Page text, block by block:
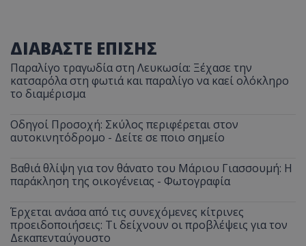
ΔΙΑΒΑΣΤΕ ΕΠΙΣΗΣ
Παραλίγο τραγωδία στη Λευκωσία: Ξέχασε την
κατσαρόλα στη φωτιά και παραλίγο να καεί ολόκληρο
το διαμέρισμα
Οδηγοί Προσοχή: Σκύλος περιφέρεται στον
αυτοκινητόδρομο - Δείτε σε ποιο σημείο
Βαθιά θλίψη για τον θάνατο του Μάριου Γιασσουμή: Η
παράκληση της οικογένειας - Φωτογραφία
Έρχεται ανάσα από τις συνεχόμενες κίτρινες
προειδοποιήσεις: Τι δείχνουν οι προβλέψεις για τον
Δεκαπενταύγουστο